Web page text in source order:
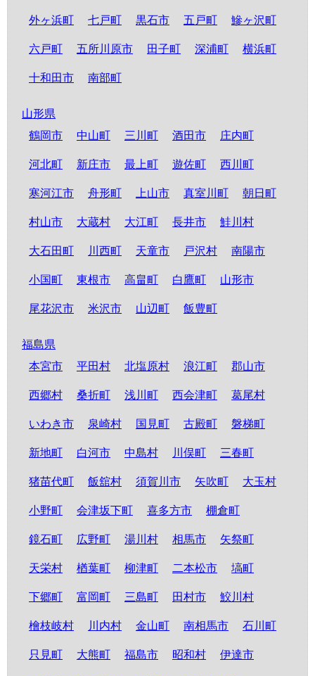
外ヶ浜町 七戸町 黒石市 五戸町 鰺ヶ沢町
六戸町 五所川原市 田子町 深浦町 横浜町
十和田市 南部町
山形県
鶴岡市
中山町 三川町 酒田市 庄内町
河北町 新庄市 最上町 遊佐町 西川町
寒河江市 舟形町 上山市 真室川町 朝日町
村山市 大蔵村 大江町 長井市 鮭川村
大石田町 川西町 天童市 戸沢村 南陽市
小国町 東根市 高畠町 白鷹町 山形市
尾花沢市 米沢市 山辺町 飯豊町
福島県
本宮市
平田村 北塩原村 浪江町 郡山市
西郷村 桑折町 浅川町 西会津町 葛尾村
いわき市 泉崎村 国見町 古殿町 磐梯町
新地町 白河市 中島村 川俣町 三春町
猪苗代町 飯舘村 須賀川市 矢吹町 大玉村
小野町 会津坂下町 喜多方市 棚倉町
鏡石町 広野町 湯川村 相馬市 矢祭町
天栄村 楢葉町 柳津町 二本松市 塙町
下郷町 富岡町 三島町 田村市 鮫川村
檜枝岐村 川内村 金山町 南相馬市 石川町
只見町 大熊町 福島市 昭和村 伊達市